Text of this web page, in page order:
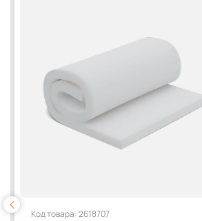
Код товара: 2618707